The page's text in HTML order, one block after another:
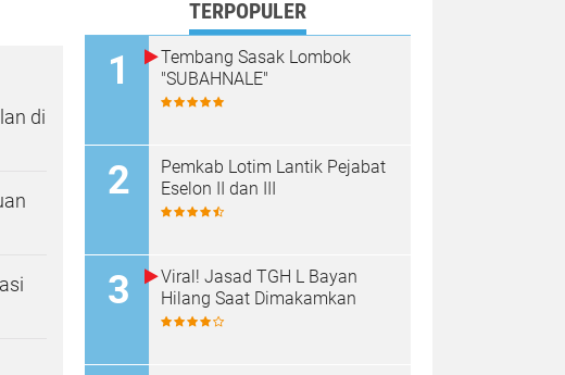
di
TERPOPULER
Tembang Sasak Lombok
"SUBAHNALE"
Pemkab Lotim Lantik Pejabat
Eselon II dan III
Viral! Jasad TGH L Bayan
Hilang Saat Dimakamkan